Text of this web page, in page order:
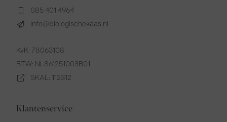
085 401 4964
info@biologischekaas.nl
KvK: 78063108
BTW: NL861251003B01
SKAL: 112312
Klantenservice